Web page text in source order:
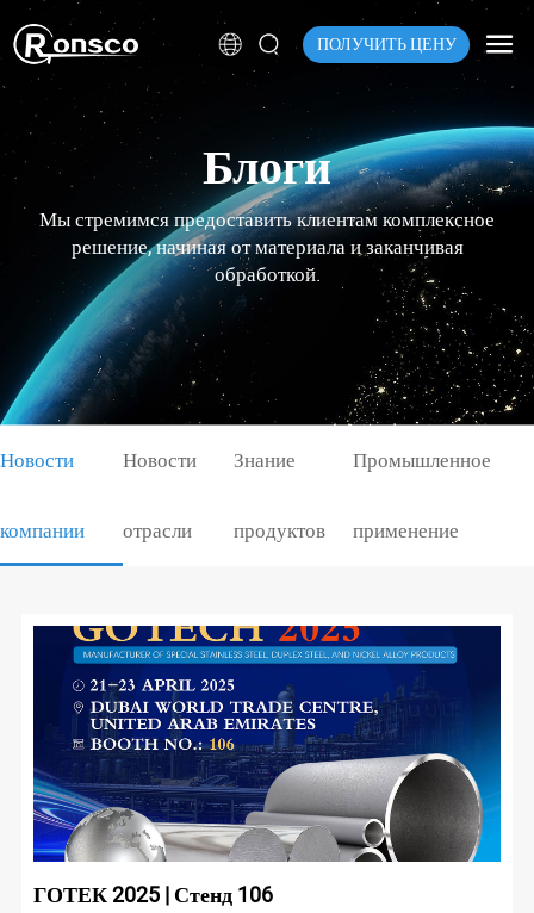
ПОЛУЧИТЬ ЦЕНУ
Блоги
Мы стремимся предоставить клиентам комплексное
решение, начиная от материала и заканчивая
обработкой.
Новости
компании
Новости
отрасли
Знание
продуктов
Промышленное
применение
ГОТЕК 2025 | Стенд 106